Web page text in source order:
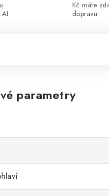
Kč máte
dopravu.
parametry